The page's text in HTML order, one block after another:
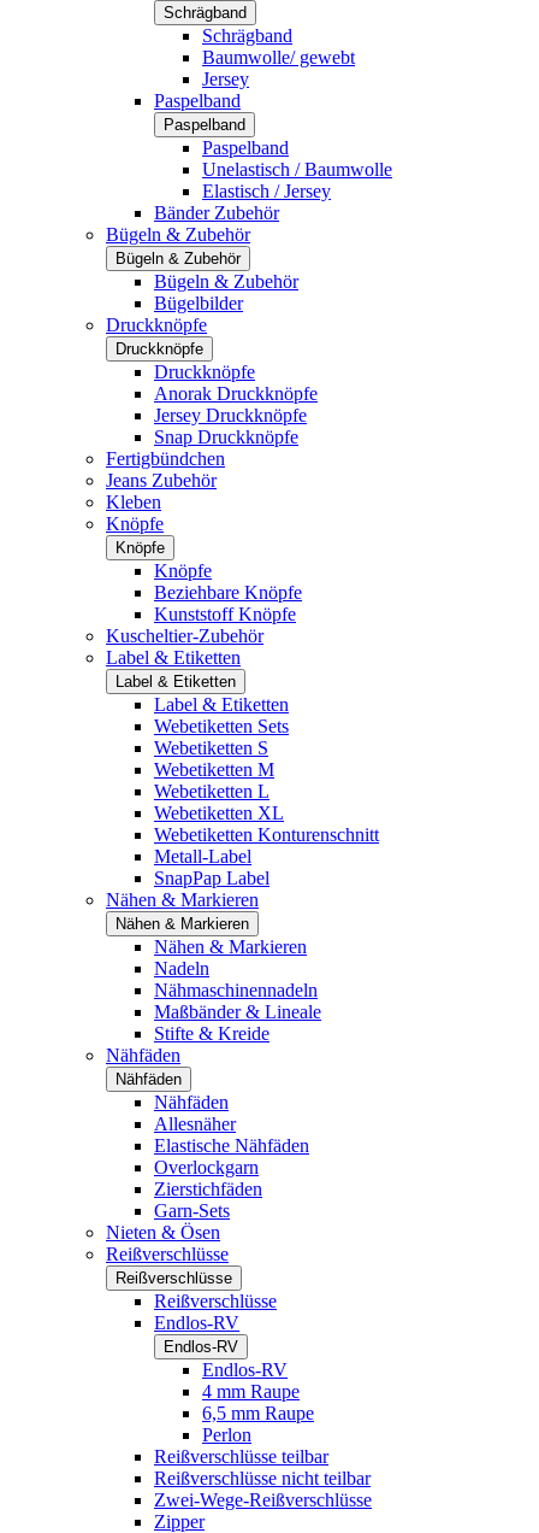
Schrägband
Schrägband
Baumwolle/ gewebt
Jersey
Paspelband
Paspelband
Paspelband
Unelastisch / Baumwolle
Elastisch / Jersey
Bänder Zubehör
Bügeln & Zubehör
Bügeln & Zubehör
Bügeln & Zubehör
Bügelbilder
Druckknöpfe
Druckknöpfe
Druckknöpfe
Anorak Druckknöpfe
Jersey Druckknöpfe
Snap Druckknöpfe
Fertigbündchen
Jeans Zubehör
Kleben
Knöpfe
Knöpfe
Knöpfe
Beziehbare Knöpfe
Kunststoff Knöpfe
Kuscheltier-Zubehör
Label & Etiketten
Label & Etiketten
Label & Etiketten
Webetiketten Sets
Webetiketten S
Webetiketten M
Webetiketten L
Webetiketten XL
Webetiketten Konturenschnitt
Metall-Label
SnapPap Label
Nähen & Markieren
Nähen & Markieren
Nähen & Markieren
Nadeln
Nähmaschinennadeln
Maßbänder & Lineale
Stifte & Kreide
Nähfäden
Nähfäden
Nähfäden
Allesnäher
Elastische Nähfäden
Overlockgarn
Zierstichfäden
Garn-Sets
Nieten & Ösen
Reißverschlüsse
Reißverschlüsse
Reißverschlüsse
Endlos-RV
Endlos-RV
Endlos-RV
4 mm Raupe
6,5 mm Raupe
Perlon
Reißverschlüsse teilbar
Reißverschlüsse nicht teilbar
Zwei-Wege-Reißverschlüsse
Zipper